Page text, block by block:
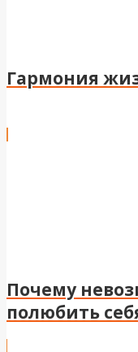
Гармония
Почему
полюбить